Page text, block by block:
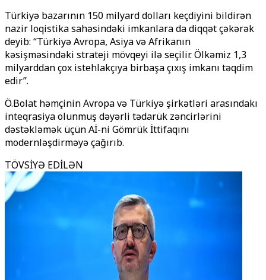
Türkiyə bazarının 150 milyard dolları keçdiyini bildirən
nazir loqistika sahəsindəki imkanlara da diqqət çəkərək
deyib: “Türkiyə Avropa, Asiya və Afrikanın
kəsişməsindəki strateji mövqeyi ilə seçilir. Ölkəmiz 1,3
milyarddan çox istehlakçıya birbaşa çıxış imkanı təqdim
edir”.
Ö.Bolat həmçinin Avropa və Türkiyə şirkətləri arasındakı
inteqrasiya olunmuş dəyərli tədarük zəncirlərini
dəstəkləmək üçün Aİ-ni Gömrük İttifaqını
modernləşdirməyə çağırıb.
TÖVSİYƏ EDİLƏN